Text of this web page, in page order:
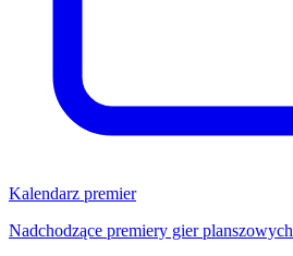
Kalendarz premier
Nadchodzące premiery gier planszowych